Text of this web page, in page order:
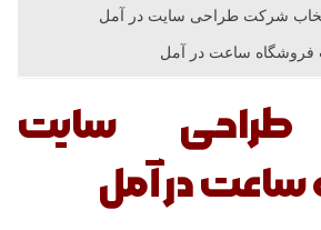
شرکت طراحی سایت در آمل
فروشگاه ساعت در آمل
سایت
در آمل